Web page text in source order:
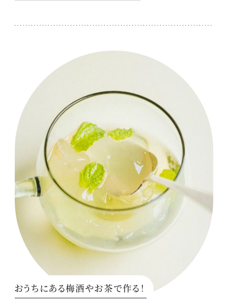
おうちにある梅酒やお茶で作る！